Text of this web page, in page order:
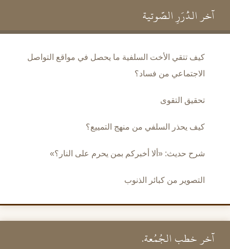
آخر الدُّرَرِ الصَّوتية
كيف تتقي الأخت السلفية ما يحصل في مواقع التواصل
الاجتماعي من فساد؟
تحقيق التقوى
كيف يحذر السلفي من منهج التمييع؟
شرح حديث: «ألا أخبركم بمن يحرم على النار؟»
التصوير من كبائر الذنوب
آخر خطب الجُمُعة.